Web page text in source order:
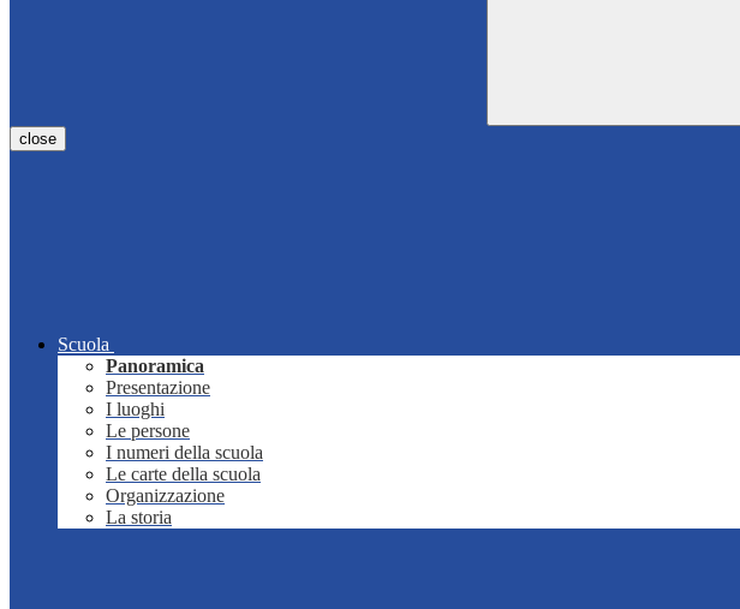
close
Scuola
Panoramica
Presentazione
I luoghi
Le persone
I numeri della scuola
Le carte della scuola
Organizzazione
La storia